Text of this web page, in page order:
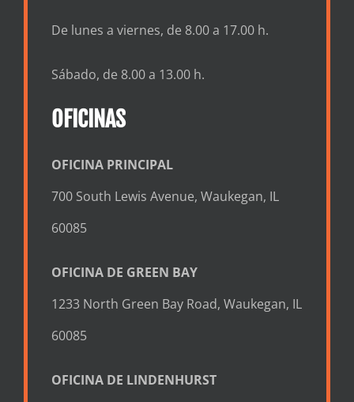
De lunes a viernes, de 8.00 a 17.00 h.
Sábado, de 8.00 a 13.00 h.
OFICINAS
OFICINA PRINCIPAL
700 South Lewis Avenue, Waukegan, IL
60085
OFICINA DE GREEN BAY
1233 North Green Bay Road, Waukegan, IL
60085
OFICINA DE LINDENHURST